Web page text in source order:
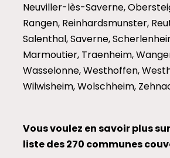
Neuviller-lès-Saverne,
Rangen, Reinhardsmunster,
Salenthal, Saverne,
Marmoutier, Traenheim,
Wasselonne, Westhoffen,
Wilwisheim, Wolschheim,
Vous voulez en savoir plus
liste des 270 communes